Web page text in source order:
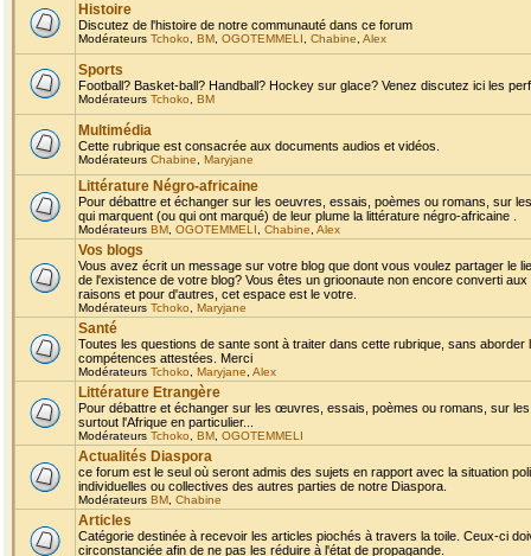
Histoire
Discutez de l'histoire de notre communauté dans ce forum
Modérateurs Tchoko BM OGOTEMMELI Chabine Alex
Sports
Football? Basket-ball? Handball? Hockey sur glace? Venez discutez ici les
Modérateurs Tchoko BM
Multimédia
Cette rubrique est consacrée aux documents audios et vidéos.
Modérateurs Chabine Maryjane
Littérature Négro-africaine
Pour débattre et échanger sur les oeuvres, essais, poèmes ou romans, sur
qui marquent (ou qui ont marqué) de leur plume la littérature négro-africaine .
Modérateurs BM OGOTEMMELI Chabine Alex
Vos blogs
Vous avez écrit un message sur votre blog que dont vous voulez partager le
de l'existence de votre blog? Vous êtes un grioonaute non encore converti
raisons et pour d'autres, cet espace est le votre.
Modérateurs Tchoko Maryjane
Santé
Toutes les questions de sante sont à traiter dans cette rubrique, sans
compétences attestées. Merci
Modérateurs Tchoko Maryjane Alex
Littérature Etrangère
Pour débattre et échanger sur les œuvres, essais, poèmes ou romans, sur
surtout l'Afrique en particulier...
Modérateurs Tchoko BM OGOTEMMELI
Actualités Diaspora
ce forum est le seul où seront admis des sujets en rapport avec la situation
individuelles ou collectives des autres parties de notre Diaspora.
Modérateurs BM Chabine
Articles
Catégorie destinée à recevoir les articles piochés à travers la toile. Ceux-ci
circonstanciée afin de ne pas les réduire à l'état de propagande.